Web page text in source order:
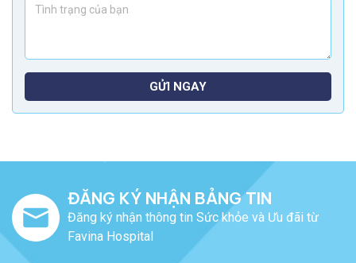
GỬI NGAY
ĐĂNG KÝ NHẬN BẢNG TIN
Đăng ký nhận thông tin Sức khỏe và Ưu đãi từ
Favina Hospital